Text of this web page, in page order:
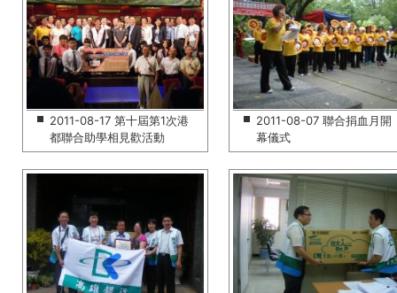
2011-08-17 第十屆第1次港
都聯合助學相見歡活動
2011-08-07 聯合捐血月開
幕儀式